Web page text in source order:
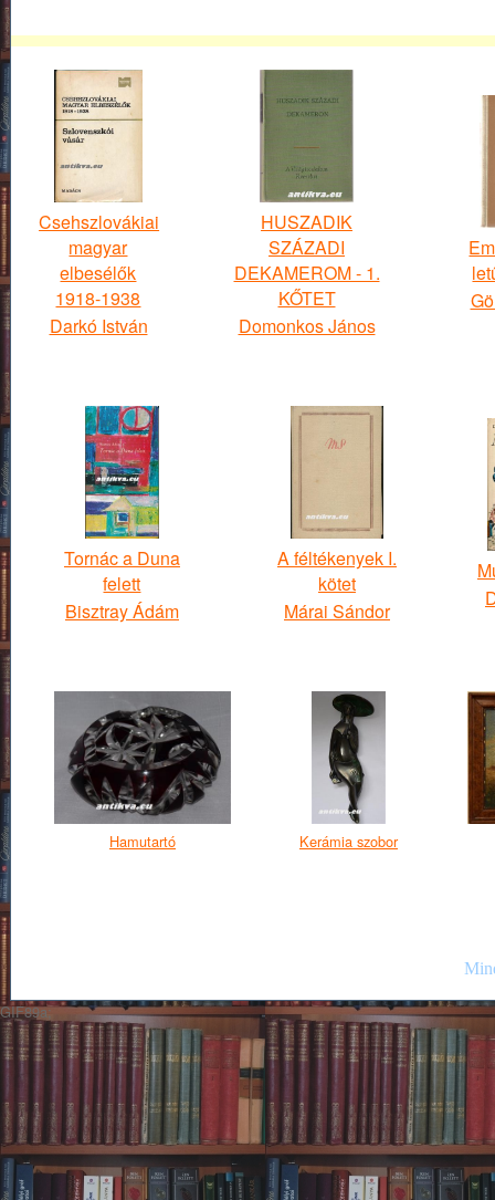
Csehszlovákiai
magyar
elbesélők
1918-1938
Darkó István
HUSZADIK
SZÁZADI
DEKAMEROM - 1.
KŐTET
Domonkos János
Tornác a Duna
felett
Bisztray Ádám
A féltékenyek I.
kötet
Márai Sándor
Hamutartó Kerámia szobor
GIF89a;